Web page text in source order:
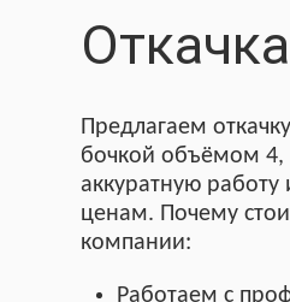
Предлагаем
бочкой объёмом 4,
аккуратную
ценам. Почему
компании:
Работаем с